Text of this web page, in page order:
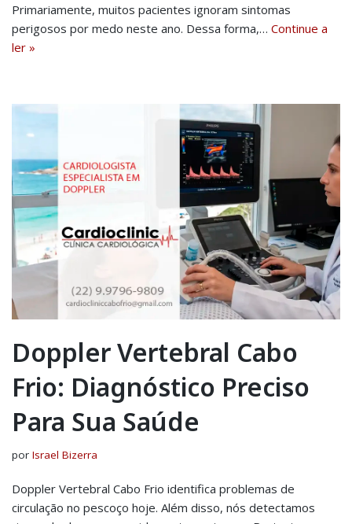
Primariamente, muitos pacientes ignoram sintomas
perigosos por medo neste ano. Dessa forma,… Continue a
ler »
Doppler Vertebral Cabo
Frio: Diagnóstico Preciso
Para Sua Saúde
por Israel Bizerra
Doppler Vertebral Cabo Frio identifica problemas de
circulação no pescoço hoje. Além disso, nós detectamos